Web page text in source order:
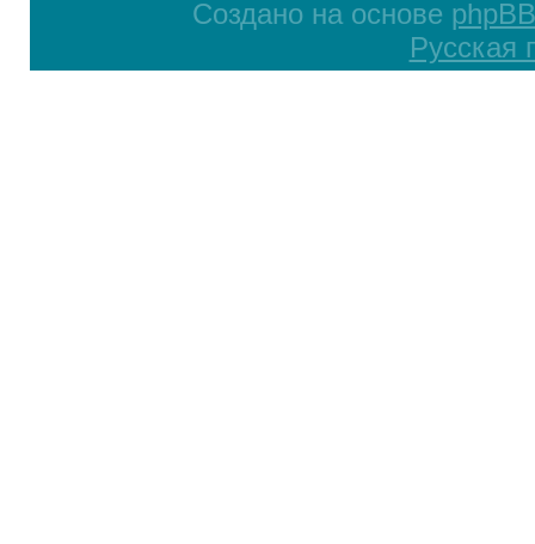
Создано на основе phpBB
Русская